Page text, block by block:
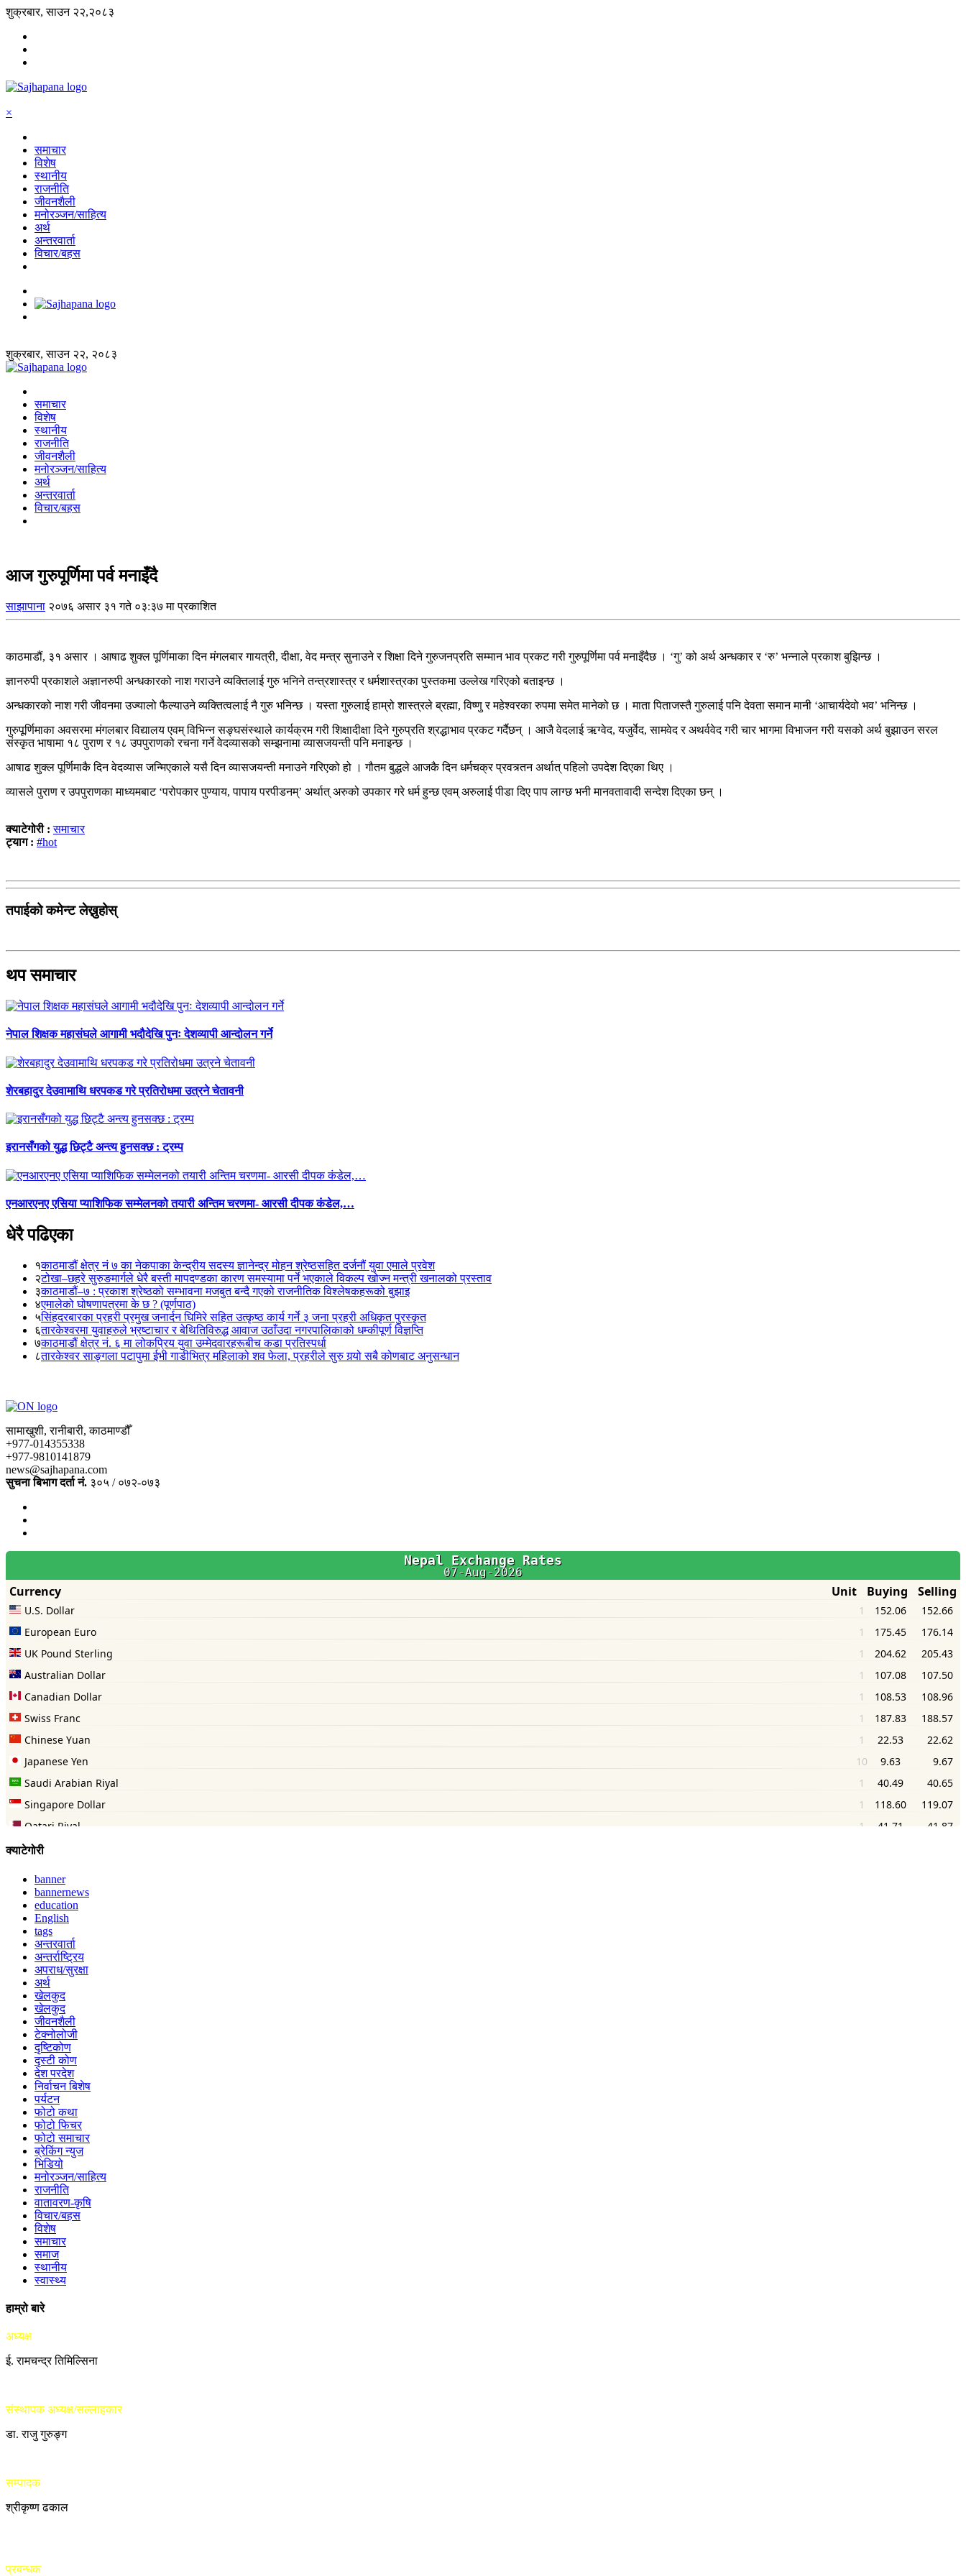
शुक्रबार, साउन २२,२०८३
×
समाचार
विशेष
स्थानीय
राजनीति
जीवनशैली
मनोरञ्जन/साहित्य
अर्थ
अन्तरवार्ता
विचार/बहस
शुक्रबार, साउन २२, २०८३
समाचार
विशेष
स्थानीय
राजनीति
जीवनशैली
मनोरञ्जन/साहित्य
अर्थ
अन्तरवार्ता
विचार/बहस
आज गुरुपूर्णिमा पर्व मनाइँदै
साझापाना २०७६ असार ३१ गते ०३:३७ मा प्रकाशित
काठमाडौं, ३१ असार । आषाढ शुक्ल पूर्णिमाका दिन मंगलबार गायत्री, दीक्षा, वेद मन्त्र सुनाउने र शिक्षा दिने गुरुजनप्रति सम्मान भाव प्रकट गरी गुरुपूर्णिमा पर्व मनाइँदैछ । ‘गु’ को अर्थ अन्धकार र ‘रु’ भन्नाले प्रकाश बुझिन्छ ।
ज्ञानरुपी प्रकाशले अज्ञानरुपी अन्धकारको नाश गराउने व्यक्तिलाई गुरु भनिने तन्त्रशास्त्र र धर्मशास्त्रका पुस्तकमा उल्लेख गरिएको बताइन्छ ।
अन्धकारको नाश गरी जीवनमा उज्यालो फैल्याउने व्यक्तित्वलाई नै गुरु भनिन्छ । यस्ता गुरुलाई हाम्रो शास्त्रले ब्रह्मा, विष्णु र महेश्वरका रुपमा समेत मानेको छ । माता पिताजस्तै गुरुलाई पनि देवता समान मानी ‘आचार्यदेवो भव’ भनिन्छ ।
गुरुपूर्णिमाका अवसरमा मंगलबार विद्यालय एवम् विभिन्न सङ्घसंस्थाले कार्यक्रम गरी शिक्षादीक्षा दिने गुरुप्रति श्रद्धाभाव प्रकट गर्दैछन् । आजै वेदलाई ऋग्वेद, यजुर्वेद, सामवेद र अथर्ववेद गरी चार भागमा विभाजन गरी यसको अर्थ बुझाउन सरल
संस्कृत भाषामा १८ पुराण र १८ उपपुराणको रचना गर्ने वेदव्यासको सम्झनामा व्यासजयन्ती पनि मनाइन्छ ।
आषाढ शुक्ल पूर्णिमाकै दिन वेदव्यास जन्मिएकाले यसै दिन व्यासजयन्ती मनाउने गरिएको हो । गौतम बुद्धले आजकै दिन धर्मचक्र प्रवत्र्तन अर्थात् पहिलो उपदेश दिएका थिए ।
व्यासले पुराण र उपपुराणका माध्यमबाट ‘परोपकार पुण्याय, पापाय परपीडनम्’ अर्थात् अरुको उपकार गरे धर्म हुन्छ एवम् अरुलाई पीडा दिए पाप लाग्छ भनी मानवतावादी सन्देश दिएका छन् ।
क्याटेगोरी :समाचार
ट्याग : #hot
तपाईको कमेन्ट लेख्नुहोस्
थप समाचार
नेपाल शिक्षक महासंघले आगामी भदौदेखि पुनः देशव्यापी आन्दोलन गर्ने
शेरबहादुर देउवामाथि धरपकड गरे प्रतिरोधमा उत्रने चेतावनी
इरानसँगको युद्ध छिट्टै अन्त्य हुनसक्छ : ट्रम्प
एनआरएनए एसिया प्याशिफिक सम्मेलनको तयारी अन्तिम चरणमा- आरसी दीपक कंडेल,…
धेरै पढिएका
१काठमाडौं क्षेत्र नं ७ का नेकपाका केन्द्रीय सदस्य ज्ञानेन्द्र मोहन श्रेष्ठसहित दर्जनौं युवा एमाले प्रवेश
२टोखा–छहरे सुरुङमार्गले धेरै बस्ती मापदण्डका कारण समस्यामा पर्ने भएकाले विकल्प खोज्न मन्त्री खनालको प्रस्ताव
३काठमाडौं–७ : प्रकाश श्रेष्ठको सम्भावना मजबुत बन्दै गएको राजनीतिक विश्लेषकहरूको बुझाइ
४एमालेको घोषणापत्रमा के छ ? (पूर्णपाठ)
५सिंहदरबारका प्रहरी प्रमुख जनार्दन घिमिरे सहित उत्कृष्ठ कार्य गर्ने ३ जना प्रहरी अधिकृत पुरस्कृत
६तारकेश्वरमा युवाहरुले भ्रष्टाचार र बेथितिविरुद्ध आवाज उठाँउदा नगरपालिकाको धम्कीपूर्ण विज्ञप्ति
७काठमाडौं क्षेत्र नं. ६ मा लोकप्रिय युवा उम्मेदवारहरूबीच कडा प्रतिस्पर्धा
८तारकेश्वर साङ्गला पटापुमा ईभी गाडीभित्र महिलाको शव फेला, प्रहरीले सुरु गर्‍यो सबै कोणबाट अनुसन्धान
सामाखुशी, रानीबारी, काठमाण्डौँ
+977-014355338
+977-9810141879
news@sajhapana.com
सुचना बिभाग दर्ता नं. ३०५ / ०७२-०७३
क्याटेगोरी
banner
bannernews
education
English
tags
अन्तरवार्ता
अन्तर्राष्ट्रिय
अपराध/सुरक्षा
अर्थ
खेलकुद
खेलकुद
जीवनशैली
टेक्नोलोजी
दृष्टिकोण
दृस्टी कोण
देश परदेश
निर्वाचन बिशेष
पर्यटन
फोटो कथा
फोटो फिचर
फोटो समाचार
ब्रेकिंग न्युज
भिडियो
मनोरञ्जन/साहित्य
राजनीति
वातावरण-कृषि
विचार/बहस
विशेष
समाचार
समाज
स्थानीय
स्वास्थ्य
हाम्रो बारे
अध्यक्ष
ई. रामचन्द्र तिमिल्सिना
संस्थापक अध्यक्ष/सल्लाहकार
डा. राजु गुरुङ्ग
सम्पादक
श्रीकृष्ण ढकाल
प्रबन्धक